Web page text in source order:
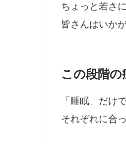
ちょっと若さ
皆さんはいか
この段階の
「睡眠」だけ
それぞれに合